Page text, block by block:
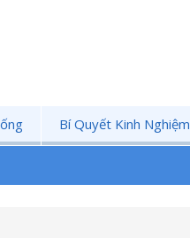
Bí Quyết Kinh Nghiệm